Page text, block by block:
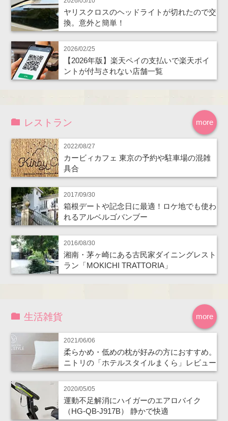
ヤリスクロスのヘッドライトが切れたので交
換。意外と簡単！
2026/02/25
【2026年版】楽天ペイの支払いで楽天ポイ
ントが付与されない店舗一覧
more
レストラン
2022/08/27
カービィカフェ 東京の予約や駐車場の混雑
具合
2017/09/30
箱根デートや記念日に最適！ロケ地でも使わ
れるアルベルゴバンブー
2016/08/30
湘南・茅ヶ崎にある古民家ダイニングレスト
ラン「MOKICHI TRATTORIA」
more
生活雑貨
2021/06/06
柔らかめ・低めの枕が好みの方におすすめ。
ニトリの「ホテルスタイルまくら」レビュー
2020/05/05
運動不足解消にハイガーのエアロバイク
（HG-QB-J917B） 静かで快適